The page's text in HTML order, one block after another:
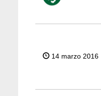
14 marzo 2016